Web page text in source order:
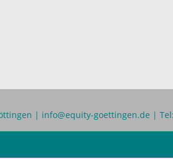
| info@equity-goettingen.de |